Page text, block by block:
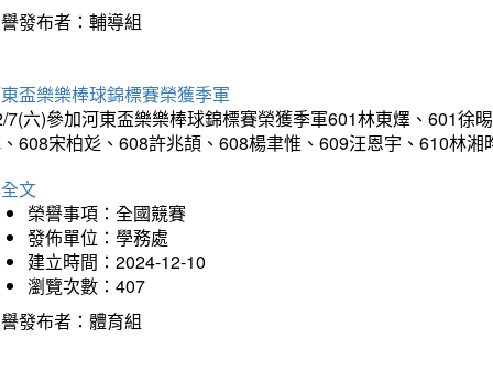
發布者：輔導組
盃樂樂棒球錦標賽榮獲季軍
7(六)參加河東盃樂樂棒球錦標賽榮獲季軍601林東燡、601徐
608宋柏彣、608許兆頡、608楊聿惟、609汪恩宇、610林
文
榮譽事項：全國競賽
發佈單位：學務處
建立時間：2024-12-10
瀏覽次數：407
發布者：體育組